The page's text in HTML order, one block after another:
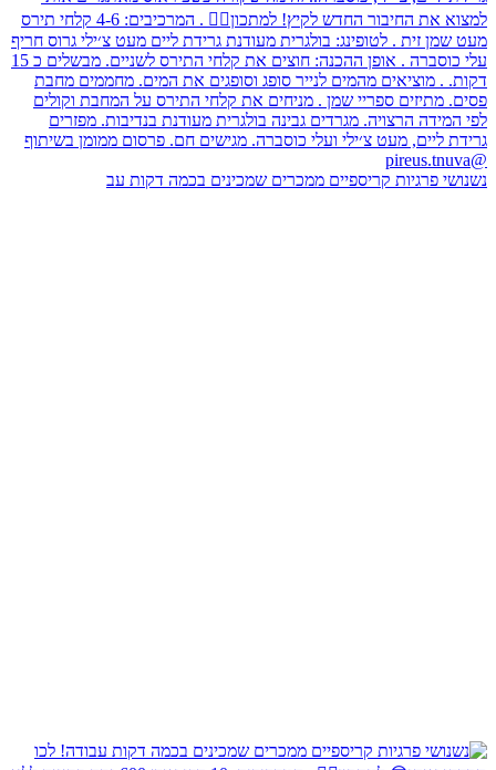
נשנושי פרגיות קריספיים ממכרים שמכינים בכמה דקות עב